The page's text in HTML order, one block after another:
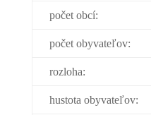
počet obcí:
počet obyvateľov:
rozloha:
hustota obyvateľov: